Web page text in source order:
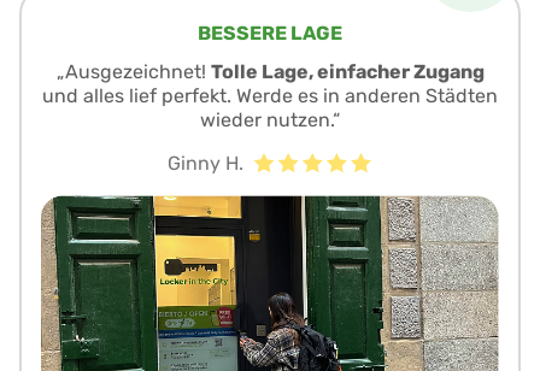
BESSERE LAGE
„Ausgezeichnet! Tolle Lage, einfacher Zugang
und alles lief perfekt. Werde es in anderen Städten
wieder nutzen.“
Ginny H.